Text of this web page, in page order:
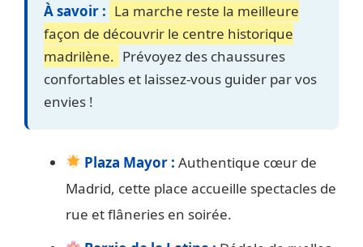
À savoir : La marche reste la meilleure
façon de découvrir le centre historique
madrilène. Prévoyez des chaussures
confortables et laissez-vous guider par vos
envies !
Plaza Mayor : Authentique cœur de
Madrid, cette place accueille spectacles de
rue et flâneries en soirée.